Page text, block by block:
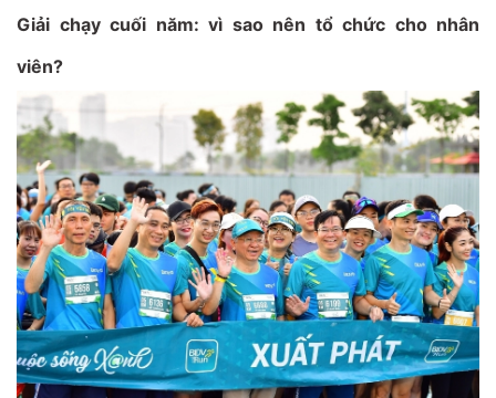
Giải chạy cuối năm: vì sao nên tổ chức cho nhân
viên?